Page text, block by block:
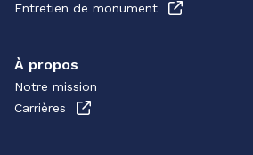
Entretien de monument
À propos
Notre mission
Carrières